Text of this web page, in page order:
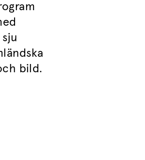
bild.